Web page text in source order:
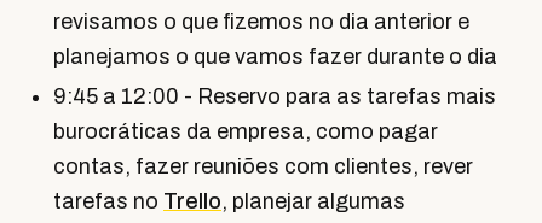
revisamos o que fizemos no dia anterior e
planejamos o que vamos fazer durante o dia
9:45 a 12:00 - Reservo para as tarefas mais
burocráticas da empresa, como pagar
contas, fazer reuniões com clientes, rever
tarefas no Trello, planejar algumas